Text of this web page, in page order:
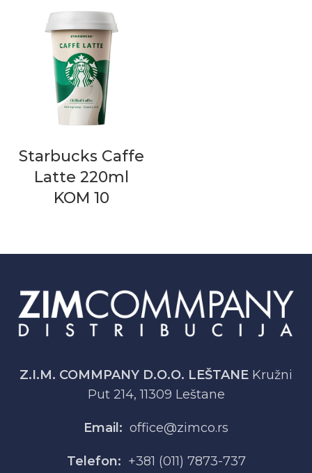
Starbucks Caffe
Latte 220ml
KOM 10
Z.I.M. COMMPANY D.O.O. LEŠTANE Kružni
Put 214, 11309 Leštane
Email: office@zimco.rs
Telefon: +381 (011) 7873-737